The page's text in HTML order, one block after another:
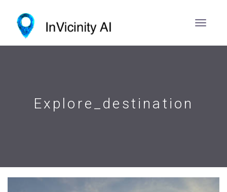
Explore_destination